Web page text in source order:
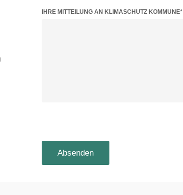
BITTE LASSE DIESES FELD LEER.
IHRE MITTEILUNG AN KLIMASCHUTZ KOMMUNE*